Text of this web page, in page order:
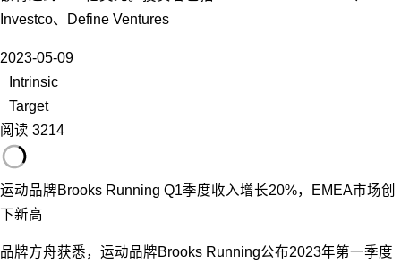
Investco、Define Ventures
2023-05-09
Intrinsic
Target
阅读 3214
运动品牌Brooks Running Q1季度收入增长20%，EMEA市场创
下新高
品牌方舟获悉，运动品牌Brooks Running公布2023年第一季度